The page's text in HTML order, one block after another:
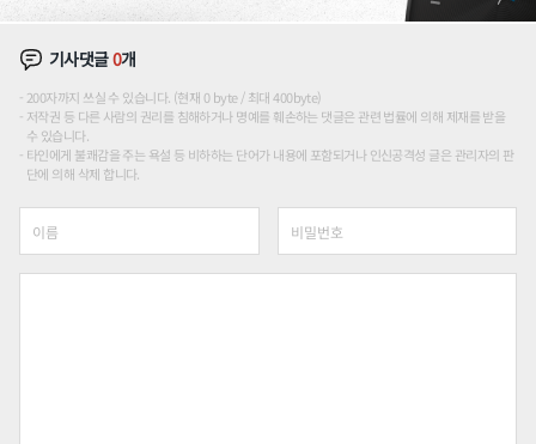
기사댓글0개
200자까지 쓰실 수 있습니다. (현재 0 byte / 최대 400byte)
저작권 등 다른 사람의 권리를 침해하거나 명예를 훼손하는 댓글은 관련 법률에 의해 제재를 받을
수 있습니다.
타인에게 불쾌감을 주는 욕설 등 비하하는 단어가 내용에 포함되거나 인신공격성 글은 관리자의 판
단에 의해 삭제 합니다.